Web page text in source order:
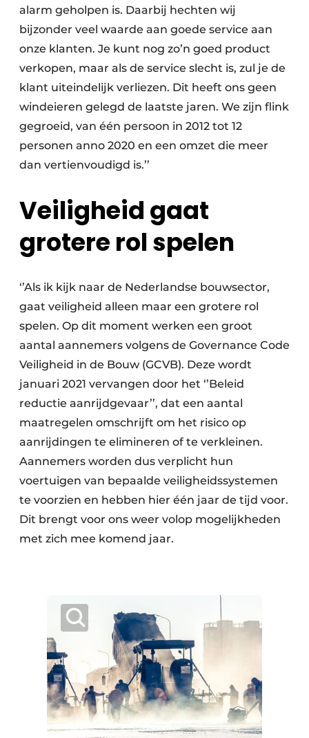
alarm geholpen is. Daarbij hechten wij
bijzonder veel waarde aan goede service aan
onze klanten. Je kunt nog zo’n goed product
verkopen, maar als de service slecht is, zul je de
klant uiteindelijk verliezen. Dit heeft ons geen
windeieren gelegd de laatste jaren. We zijn flink
gegroeid, van één persoon in 2012 tot 12
personen anno 2020 en een omzet die meer
dan vertienvoudigd is.’’
Veiligheid gaat
grotere rol spelen
‘’Als ik kijk naar de Nederlandse bouwsector,
gaat veiligheid alleen maar een grotere rol
spelen. Op dit moment werken een groot
aantal aannemers volgens de Governance Code
Veiligheid in de Bouw (GCVB). Deze wordt
januari 2021 vervangen door het ‘’Beleid
reductie aanrijdgevaar’’, dat een aantal
maatregelen omschrijft om het risico op
aanrijdingen te elimineren of te verkleinen.
Aannemers worden dus verplicht hun
voertuigen van bepaalde veiligheidssystemen
te voorzien en hebben hier één jaar de tijd voor.
Dit brengt voor ons weer volop mogelijkheden
met zich mee komend jaar.